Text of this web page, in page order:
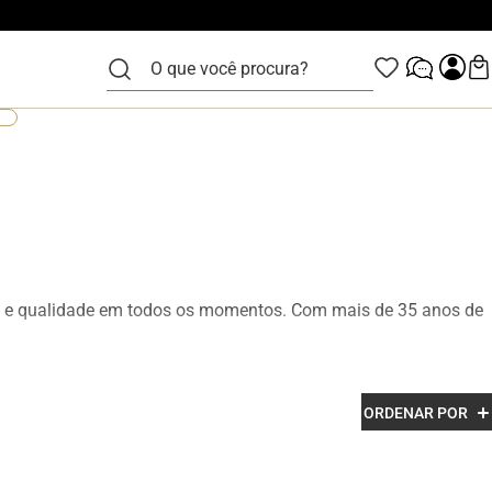
O que você procura?
qualidade em todos os momentos. Com mais de 35 anos de
produzidos com acabamento premium, design moderno e
eventos sociais e momentos casuais com elegância e
ORDENAR POR